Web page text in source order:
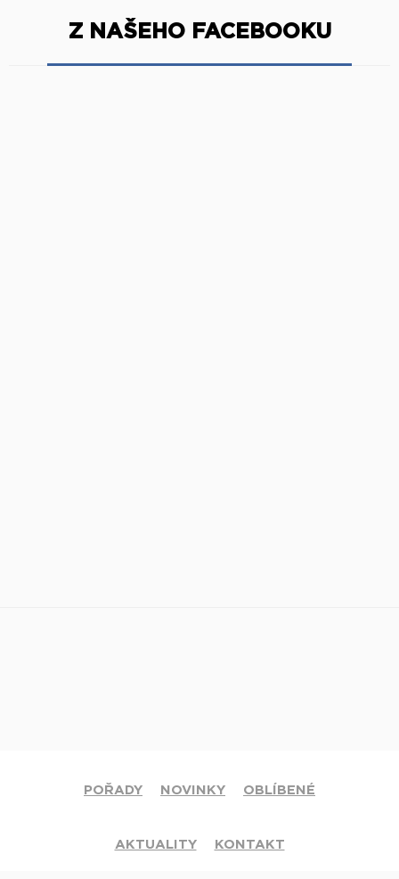
Z NAŠEHO FACEBOOKU
POŘADY NOVINKY OBLÍBENÉ
AKTUALITY KONTAKT